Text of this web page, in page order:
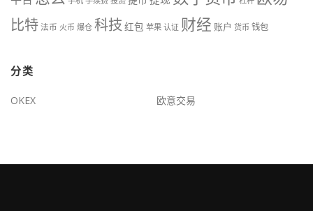
比特法币 火币 爆仓 科技 红包 苹果 认证 财经 账户 货币 钱包
分类
OKEX 欧意交易